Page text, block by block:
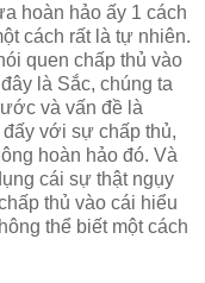
hoàn hảo ấy 1 cách
cách rất là tự nhiên.
quen chấp thủ vào
là Sắc, chúng ta
và vấn đề là
với sự chấp thủ,
hoàn hảo đó. Và
cái sự thật ngụy
thủ vào cái hiểu
thể biết một cách